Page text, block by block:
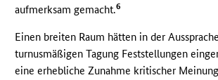
aufmerksam gemacht.6
Einen breiten Raum hätten in der
turnusmäßigen Tagung Feststellungen
eine erhebliche Zunahme kritischer